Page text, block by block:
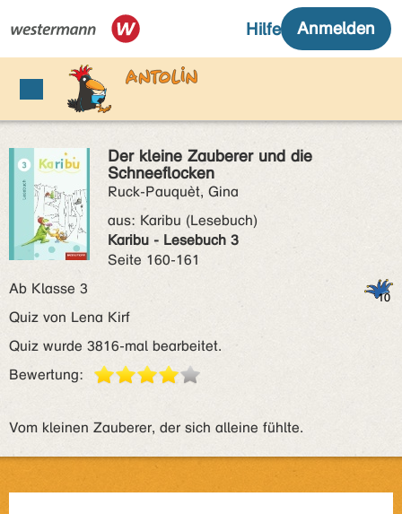
Der kleine Zauberer und die
Schneeflocken
Ruck-Pauquèt, Gina
aus: Karibu (Lesebuch)
Karibu - Lesebuch 3
Seite 160-161
Ab Klasse 3
Quiz von Lena Kirf
Quiz wurde 3816-mal bearbeitet.
Bewertung:
Vom kleinen Zauberer, der sich alleine fühlte.